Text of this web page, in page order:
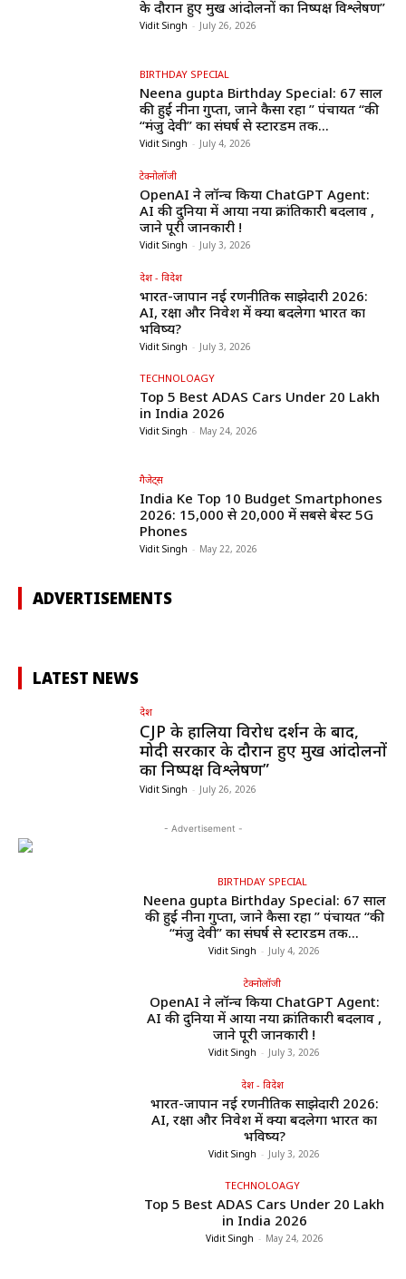
के दौरान हुए प्रमुख आंदोलनों का निष्पक्ष विश्लेषण”
Vidit Singh - July 26, 2026
BIRTHDAY SPECIAL
Neena gupta Birthday Special: 67 साल
की हुईं नीना गुप्ता, जाने कैसा रहा ” पंचायत “की
“मंजु देवी” का संघर्ष से स्टारडम तक...
Vidit Singh - July 4, 2026
टेक्नोलॉजी
OpenAI ने लॉन्च किया ChatGPT Agent:
AI की दुनिया में आया नया क्रांतिकारी बदलाव ,
जाने पूरी जानकारी !
Vidit Singh - July 3, 2026
देश - विदेश
भारत-जापान नई रणनीतिक साझेदारी 2026:
AI, रक्षा और निवेश में क्या बदलेगा भारत का
भविष्य?
Vidit Singh - July 3, 2026
TECHNOLOAGY
Top 5 Best ADAS Cars Under ₹20 Lakh
in India 2026
Vidit Singh - May 24, 2026
गैजेट्स
India Ke Top 10 Budget Smartphones
2026: ₹15,000 से ₹20,000 में सबसे बेस्ट 5G
Phones
Vidit Singh - May 22, 2026
ADVERTISEMENTS
LATEST NEWS
देश
CJP के हालिया विरोध प्रदर्शन के बाद,
मोदी सरकार के दौरान हुए प्रमुख आंदोलनों
का निष्पक्ष विश्लेषण”
Vidit Singh - July 26, 2026
- Advertisement -
BIRTHDAY SPECIAL
Neena gupta Birthday Special: 67 साल
की हुईं नीना गुप्ता, जाने कैसा रहा ” पंचायत “की
“मंजु देवी” का संघर्ष से स्टारडम तक...
Vidit Singh - July 4, 2026
टेक्नोलॉजी
OpenAI ने लॉन्च किया ChatGPT Agent:
AI की दुनिया में आया नया क्रांतिकारी बदलाव ,
जाने पूरी जानकारी !
Vidit Singh - July 3, 2026
देश - विदेश
भारत-जापान नई रणनीतिक साझेदारी 2026:
AI, रक्षा और निवेश में क्या बदलेगा भारत का
भविष्य?
Vidit Singh - July 3, 2026
TECHNOLOAGY
Top 5 Best ADAS Cars Under ₹20 Lakh
in India 2026
Vidit Singh - May 24, 2026